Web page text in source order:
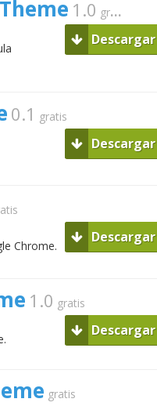
1.0 gratis
Descargar
0.1 gratis
Descargar
Chrome.
Descargar
1.0 gratis
Descargar
gratis